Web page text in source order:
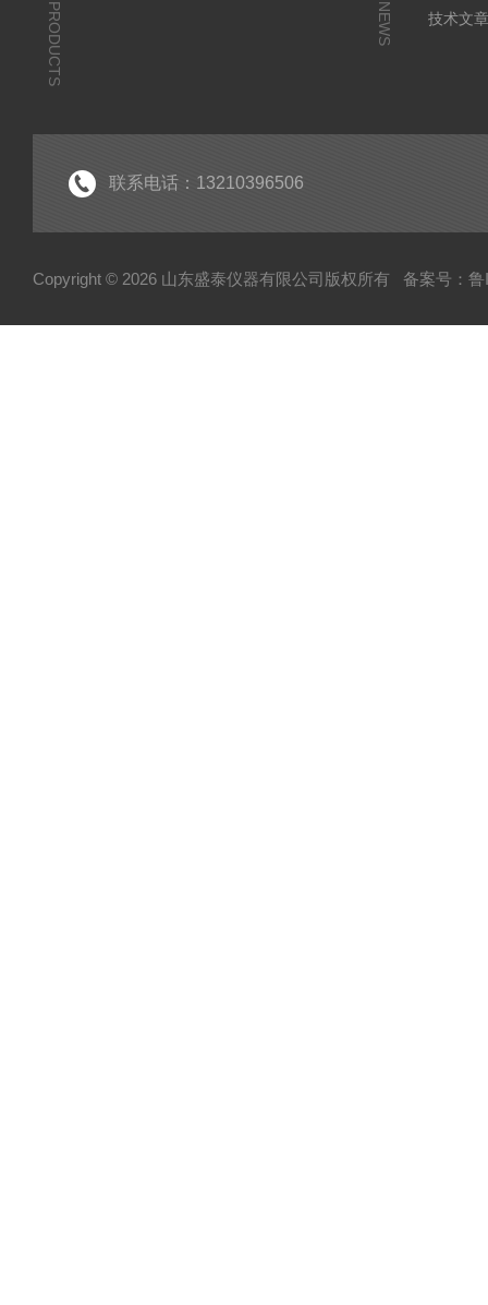
PRODUCTS NEWS
技术文
联系电话：13210396506
Copyright © 2026 山东盛泰仪器有限公司版权所有 备案号：